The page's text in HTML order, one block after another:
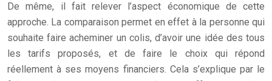
De même, il fait relever l’aspect économique de cette
approche. La comparaison permet en effet à la personne qui
souhaite faire acheminer un colis, d’avoir une idée des tous
les tarifs proposés, et de faire le choix qui répond
réellement à ses moyens financiers. Cela s’explique par le